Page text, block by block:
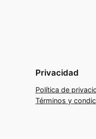
Privacidad
Política de
Términos y